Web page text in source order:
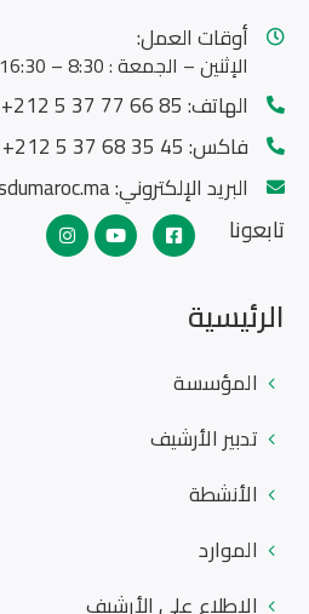
أوقات العمل:
الإثنين – الجمعة : 8:30 – 16:30
الهاتف:85 66 77 37 5 212+
فاكس:45 35 68 37 5 212+
البريد الإلكتروني:
تابعونا
الرئيسية
المؤسسة
تدبير الأرشيف
الأنشطة
الموارد
الإطلاع على الأرشيف